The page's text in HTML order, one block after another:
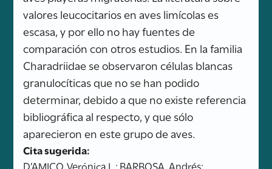
valores leucocitarios en aves limícolas es
escasa, y por ello no hay fuentes de
comparación con otros estudios. En la familia
Charadriidae se observaron células blancas
granulocíticas que no se han podido
determinar, debido a que no existe referencia
bibliográfica al respecto, y que sólo
aparecieron en este grupo de aves.
Cita sugerida:
D’AMICO, Verónica L.; BARBOSA, Andrés;